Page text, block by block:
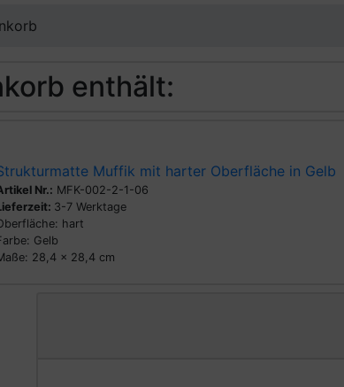
enthält:
Muffik mit harter Oberfläche in Gelb
Nr.: MFK-002-2-1-06
3-7 Werktage
hart
Gelb
28,4 x 28,4 cm